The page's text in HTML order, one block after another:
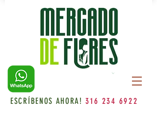
ESCRÍBENOS AHORA! 316 234 6922